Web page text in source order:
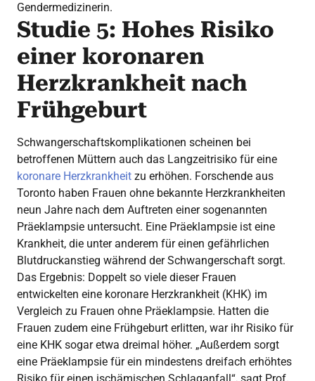
Gendermedizinerin.
Studie 5: Hohes Risiko
einer koronaren
Herzkrankheit nach
Frühgeburt
Schwangerschaftskomplikationen scheinen bei
betroffenen Müttern auch das Langzeitrisiko für eine
koronare Herzkrankheit zu erhöhen. Forschende aus
Toronto haben Frauen ohne bekannte Herzkrankheiten
neun Jahre nach dem Auftreten einer sogenannten
Präeklampsie untersucht. Eine Präeklampsie ist eine
Krankheit, die unter anderem für einen gefährlichen
Blutdruckanstieg während der Schwangerschaft sorgt.
Das Ergebnis: Doppelt so viele dieser Frauen
entwickelten eine koronare Herzkrankheit (KHK) im
Vergleich zu Frauen ohne Präeklampsie. Hatten die
Frauen zudem eine Frühgeburt erlitten, war ihr Risiko für
eine KHK sogar etwa dreimal höher. „Außerdem sorgt
eine Präeklampsie für ein mindestens dreifach erhöhtes